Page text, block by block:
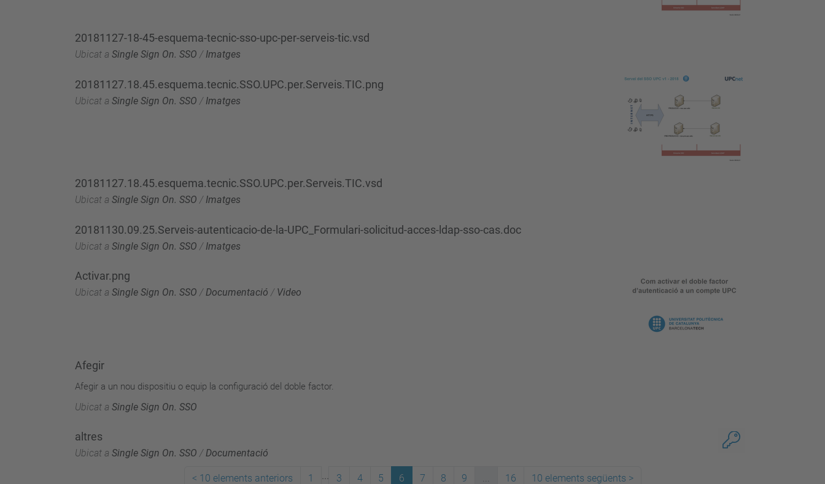
20181127-18-45-esquema-tecnic-sso-upc-per-serveis-tic.vsd
Ubicat a Single Sign On. SSO / Imatges
20181127.18.45.esquema.tecnic.SSO.UPC.per.Serveis.TIC.png
Ubicat a Single Sign On. SSO / Imatges
20181127.18.45.esquema.tecnic.SSO.UPC.per.Serveis.TIC.vsd
Ubicat a Single Sign On. SSO / Imatges
20181130.09.25.Serveis-autenticacio-de-la-UPC_Formulari-solicitud-acces-ldap-sso-cas.doc
Ubicat a Single Sign On. SSO / Imatges
Activar.png
Ubicat a Single Sign On. SSO /Documentació / Video
Afegir
Afegir a un nou dispositiu o equip la configuració del doble factor.
Ubicat a Single Sign On. SSO
altres
Ubicat a Single Sign On. SSO /Documentació
< 10 elements anteriors 1 3 4 5 6 7 8 9 ... 16 10 elements següents >